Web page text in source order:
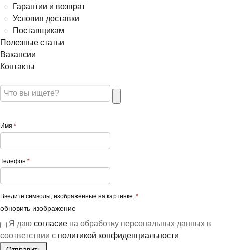
Гарантии и возврат
Условия доставки
Поставщикам
Полезные статьи
Вакансии
Контакты
Имя *
Телефон *
Введите символы, изображённые на картинке: *
обновить изображение
Я даю согласие на обработку персональных данных в
соответствии с политикой конфиденциальности